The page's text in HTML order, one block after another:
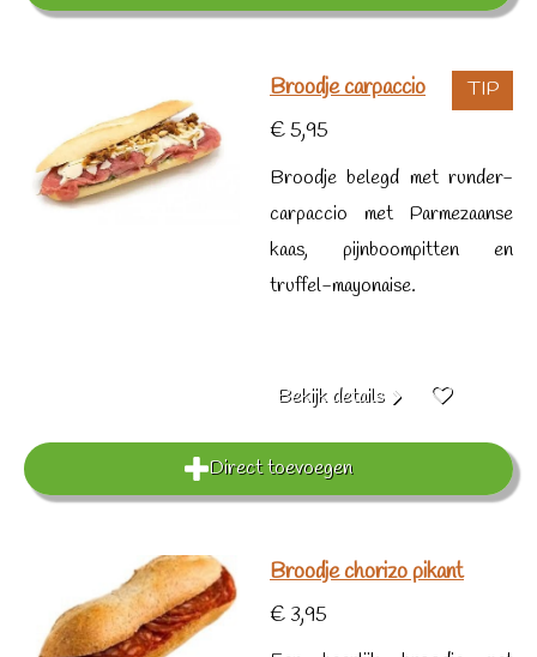
TIP
Broodje carpaccio
€ 5,95
Broodje belegd met runder-
carpaccio met Parmezaanse
kaas, pijnboompitten en
truffel-mayonaise.
Bekijk details
Direct toevoegen
Broodje chorizo pikant
€ 3,95